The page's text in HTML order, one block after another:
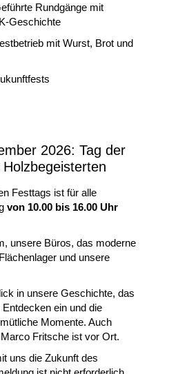
Rundgänge mit
Geschichte
mit Wurst, Brot und
2026: Tag der
Festtags ist für alle
von 10.00 bis 16.00 Uhr
unsere Büros, das moderne
und unsere
in unsere Geschichte, das
ein und die
Momente. Auch
Fritsche ist vor Ort.
uns die Zukunft des